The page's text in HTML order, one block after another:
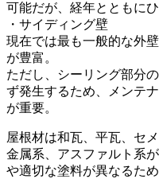
可能だが、経年とともにひ
・サイディング壁
現在では最も一般的な外
が豊富。
ただし、シーリング部分
ず発生するため、メンテ
が重要。
屋根材は和瓦、平瓦、セ
金属系、アスファルト系
や適切な塗料が異なるため